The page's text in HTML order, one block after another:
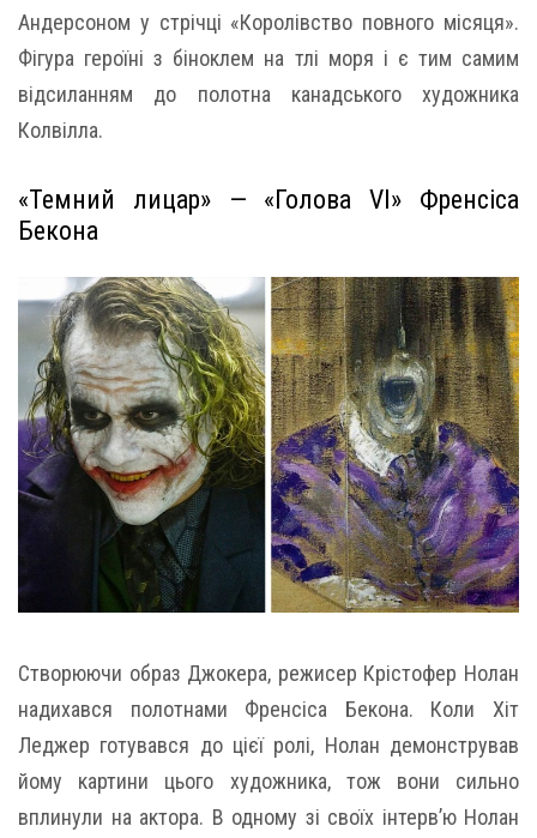
Андерсоном у стрічці «Королівство повного місяця».
Фігура героїні з біноклем на тлі моря і є тим самим
відсиланням до полотна канадського художника
Колвілла.
«Темний лицар» — «Голова VI» Френсіса
Бекона
Створюючи образ Джокера, режисер Крістофер Нолан
надихався полотнами Френсіса Бекона. Коли Хіт
Леджер готувався до цієї ролі, Нолан демонстрував
йому картини цього художника, тож вони сильно
вплинули на актора. В одному зі своїх інтерв’ю Нолан